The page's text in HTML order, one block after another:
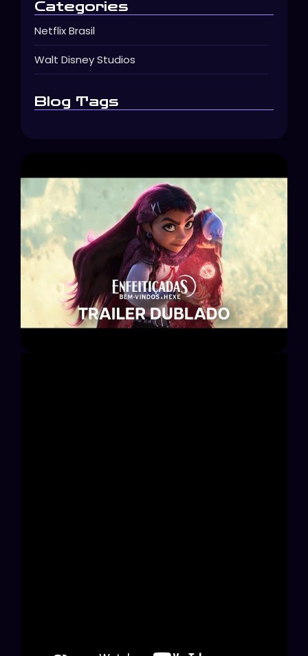
Categories
Netflix Brasil
Walt Disney Studios
Blog Tags